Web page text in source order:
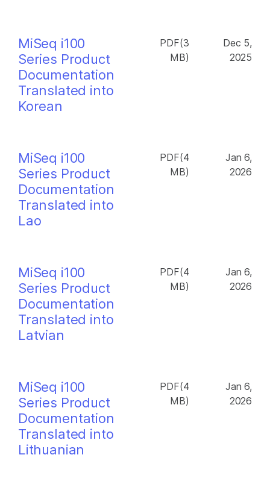
MiSeq i100
Series Product
Documentation
Translated into
Korean
PDF(3
MB)
Dec 5,
2025
MiSeq i100
Series Product
Documentation
Translated into
Lao
PDF(4
MB)
Jan 6,
2026
MiSeq i100
Series Product
Documentation
Translated into
Latvian
PDF(4
MB)
Jan 6,
2026
MiSeq i100
Series Product
Documentation
Translated into
Lithuanian
PDF(4
MB)
Jan 6,
2026